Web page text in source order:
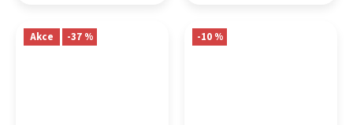
Akce -37 % -10 %